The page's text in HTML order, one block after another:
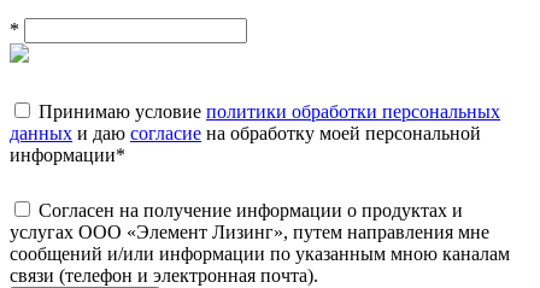
*
Принимаю условие политики обработки персональных
данных и даю согласие на обработку моей персональной
информации*
Согласен на получение информации о продуктах и
услугах ООО «Элемент Лизинг», путем направления мне
сообщений и/или информации по указанным мною каналам
связи (телефон и электронная почта).